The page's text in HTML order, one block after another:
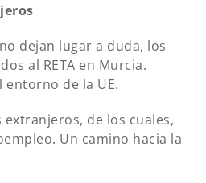
dejan lugar a duda, los
al RETA en Murcia.
de la UE.
extranjeros, de los cuales,
Un camino hacia la